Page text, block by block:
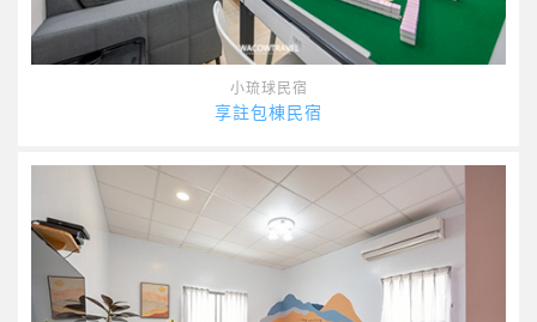
小琉球民宿
享註包棟民宿